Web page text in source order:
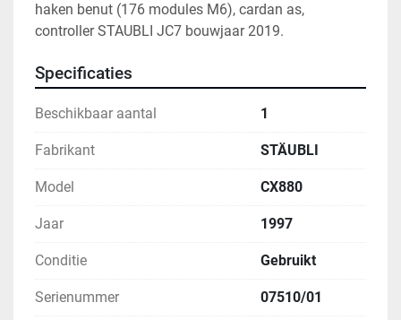
haken benut (176 modules M6), cardan as,
controller STAUBLI JC7 bouwjaar 2019.
Specificaties
Beschikbaar aantal 1
Fabrikant STÄUBLI
Model CX880
Jaar 1997
Conditie Gebruikt
Serienummer 07510/01